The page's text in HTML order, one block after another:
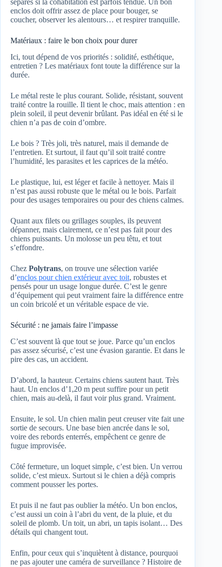
séparés si la cohabitation est parfois tendue. Un bon
enclos doit offrir assez de place pour bouger, se
coucher, observer les alentours… et respirer tranquille.
Matériaux : faire le bon choix pour durer
Ici, tout dépend de vos priorités : solidité, esthétique,
entretien ? Les matériaux font toute la différence sur la
durée.
Le métal reste le plus courant. Solide, résistant, souvent
traité contre la rouille. Il tient le choc, mais attention : en
plein soleil, il peut devenir brûlant. Pas idéal en été si le
chien n’a pas de coin d’ombre.
Le bois ? Très joli, très naturel, mais il demande de
l’entretien. Et surtout, il faut qu’il soit traité contre
l’humidité, les parasites et les caprices de la météo.
Le plastique, lui, est léger et facile à nettoyer. Mais il
n’est pas aussi robuste que le métal ou le bois. Parfait
pour des usages temporaires ou pour des chiens calmes.
Quant aux filets ou grillages souples, ils peuvent
dépanner, mais clairement, ce n’est pas fait pour des
chiens puissants. Un molosse un peu têtu, et tout
s’effondre.
Chez Polytrans, on trouve une sélection variée
d’enclos pour chien extérieur avec toit, robustes et
pensés pour un usage longue durée. C’est le genre
d’équipement qui peut vraiment faire la différence entre
un coin bricolé et un véritable espace de vie.
Sécurité : ne jamais faire l’impasse
C’est souvent là que tout se joue. Parce qu’un enclos
pas assez sécurisé, c’est une évasion garantie. Et dans le
pire des cas, un accident.
D’abord, la hauteur. Certains chiens sautent haut. Très
haut. Un enclos d’1,20 m peut suffire pour un petit
chien, mais au-delà, il faut voir plus grand. Vraiment.
Ensuite, le sol. Un chien malin peut creuser vite fait une
sortie de secours. Une base bien ancrée dans le sol,
voire des rebords enterrés, empêchent ce genre de
fugue improvisée.
Côté fermeture, un loquet simple, c’est bien. Un verrou
solide, c’est mieux. Surtout si le chien a déjà compris
comment pousser les portes.
Et puis il ne faut pas oublier la météo. Un bon enclos,
c’est aussi un coin à l’abri du vent, de la pluie, et du
soleil de plomb. Un toit, un abri, un tapis isolant… Des
détails qui changent tout.
Enfin, pour ceux qui s’inquiètent à distance, pourquoi
ne pas ajouter une caméra de surveillance ? Histoire de